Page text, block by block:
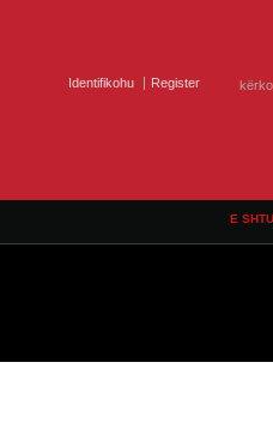
Identifikohu Register
E